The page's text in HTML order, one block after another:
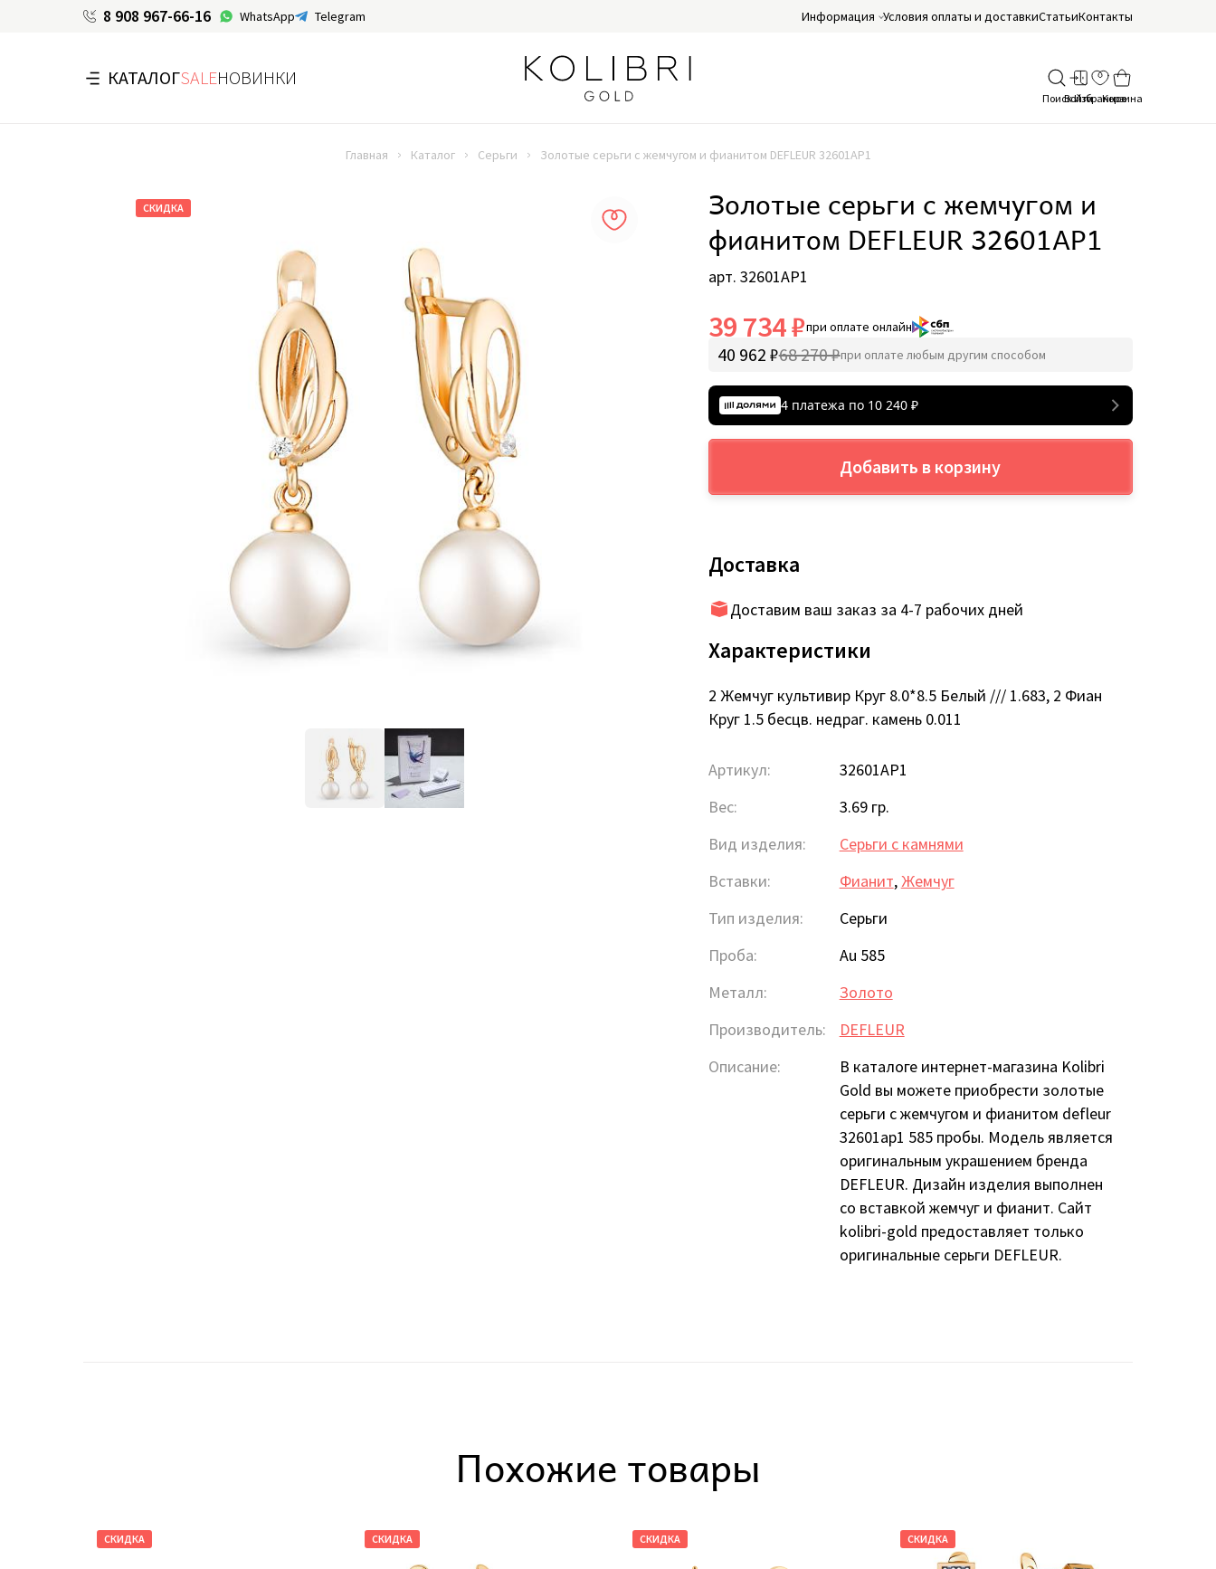
8 908 967-66-16 WhatsApp Telegram Информация Условия оплаты и доставкиСтатьиКонтакты
КАТАЛОГSALEНОВИНКИ
Главная Каталог Серьги Золотые серьги с жемчугом и фианитом DEFLEUR 32601AP1
СКИДКА Золотые серьги с жемчугом и
фианитом DEFLEUR 32601AP1
арт. 32601AP1
39 734 ₽при оплате онлайн
40 962 ₽68 270 ₽при оплате любым другим способом
4 платежа по 10 240₽
Добавить в корзину
Доставка
Доставим ваш заказ за 4-7 рабочих дней
Характеристики
2 Жемчуг культивир Круг 8.0*8.5 Белый /// 1.683, 2 Фиан
Круг 1.5 бесцв. недраг. камень 0.011
Артикул:
32601AP1
Вес:
3.69 гр.
Вид изделия:
Серьги с камнями
Вставки:
Фианит,Жемчуг
Тип изделия:
Серьги
Проба:
Au 585
Металл:
Золото
Производитель:
DEFLEUR
Описание:
В каталоге интернет-магазина Kolibri
Gold вы можете приобрести золотые
серьги с жемчугом и фианитом defleur
32601ap1 585 пробы. Модель является
оригинальным украшением бренда
DEFLEUR. Дизайн изделия выполнен
со вставкой жемчуг и фианит. Сайт
kolibri-gold предоставляет только
оригинальные серьги DEFLEUR.
Похожие товары
СКИДКА СКИДКА СКИДКА СКИДКА